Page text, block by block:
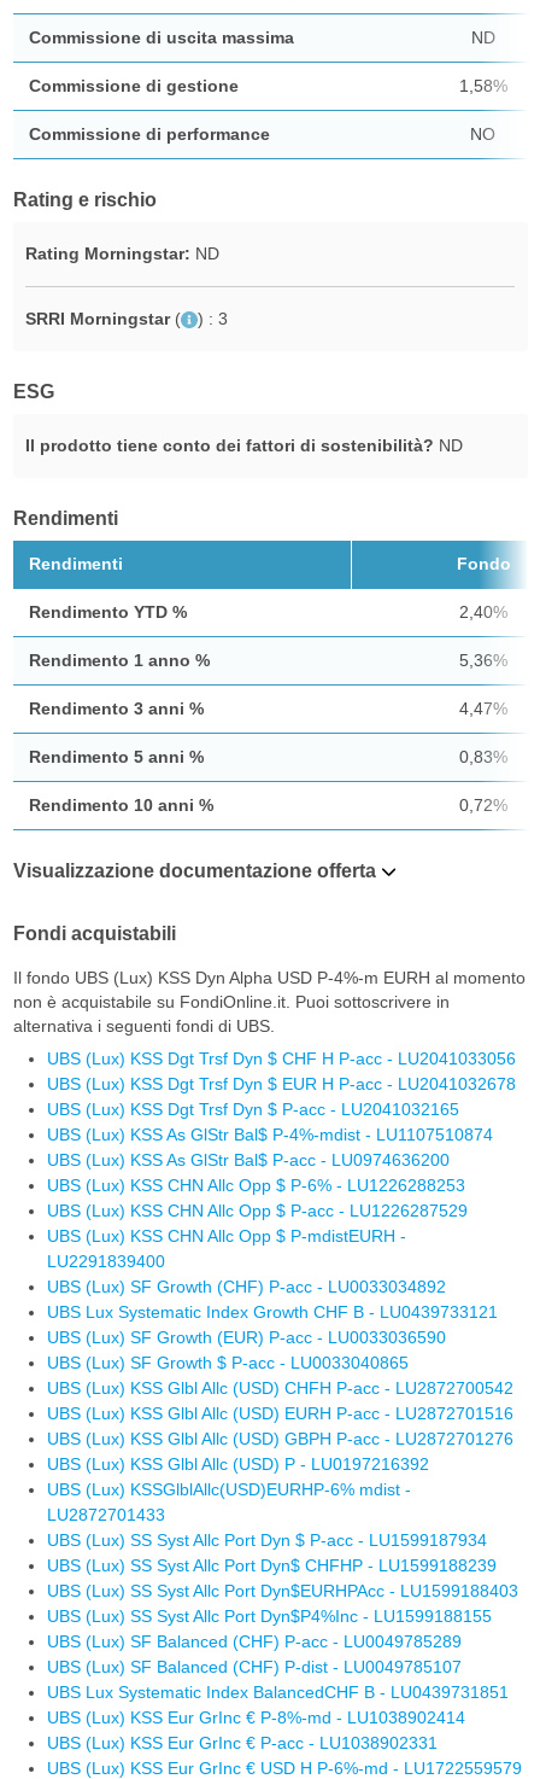
Commissione di uscita massima ND
Commissione di gestione 1,58%
Commissione di performance NO
Rating e rischio
Rating Morningstar: ND
SRRI Morningstar ( ) : 3
ESG
Il prodotto tiene conto dei fattori di sostenibilità? ND
Rendimenti
Rendimenti Fondo
Rendimento YTD % 2,40%
Rendimento 1 anno % 5,36%
Rendimento 3 anni % 4,47%
Rendimento 5 anni % 0,83%
Rendimento 10 anni % 0,72%
Visualizzazione documentazione offerta
Fondi acquistabili
Il fondo UBS (Lux) KSS Dyn Alpha USD P-4%-m EURH al momento
non è acquistabile su FondiOnline.it. Puoi sottoscrivere in
alternativa i seguenti fondi di UBS.
UBS (Lux) KSS Dgt Trsf Dyn $ CHF H P-acc - LU2041033056
UBS (Lux) KSS Dgt Trsf Dyn $ EUR H P-acc - LU2041032678
UBS (Lux) KSS Dgt Trsf Dyn $ P-acc - LU2041032165
UBS (Lux) KSS As GlStr Bal$ P-4%-mdist - LU1107510874
UBS (Lux) KSS As GlStr Bal$ P-acc - LU0974636200
UBS (Lux) KSS CHN Allc Opp $ P-6% - LU1226288253
UBS (Lux) KSS CHN Allc Opp $ P-acc - LU1226287529
UBS (Lux) KSS CHN Allc Opp $ P-mdistEURH -
LU2291839400
UBS (Lux) SF Growth (CHF) P-acc - LU0033034892
UBS Lux Systematic Index Growth CHF B - LU0439733121
UBS (Lux) SF Growth (EUR) P-acc - LU0033036590
UBS (Lux) SF Growth $ P-acc - LU0033040865
UBS (Lux) KSS Glbl Allc (USD) CHFH P-acc - LU2872700542
UBS (Lux) KSS Glbl Allc (USD) EURH P-acc - LU2872701516
UBS (Lux) KSS Glbl Allc (USD) GBPH P-acc - LU2872701276
UBS (Lux) KSS Glbl Allc (USD) P - LU0197216392
UBS (Lux) KSSGlblAllc(USD)EURHP-6% mdist -
LU2872701433
UBS (Lux) SS Syst Allc Port Dyn $ P-acc - LU1599187934
UBS (Lux) SS Syst Allc Port Dyn$ CHFHP - LU1599188239
UBS (Lux) SS Syst Allc Port Dyn$EURHPAcc - LU1599188403
UBS (Lux) SS Syst Allc Port Dyn$P4%Inc - LU1599188155
UBS (Lux) SF Balanced (CHF) P-acc - LU0049785289
UBS (Lux) SF Balanced (CHF) P-dist - LU0049785107
UBS Lux Systematic Index BalancedCHF B - LU0439731851
UBS (Lux) KSS Eur GrInc € P-8%-md - LU1038902414
UBS (Lux) KSS Eur GrInc € P-acc - LU1038902331
UBS (Lux) KSS Eur GrInc € USD H P-6%-md - LU1722559579